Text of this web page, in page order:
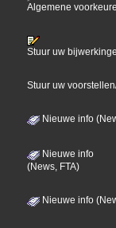
Algemene
Stuur uw
Stuur uw
Nieuwe info
Nieuwe info
(News, FTA)
Nieuwe info